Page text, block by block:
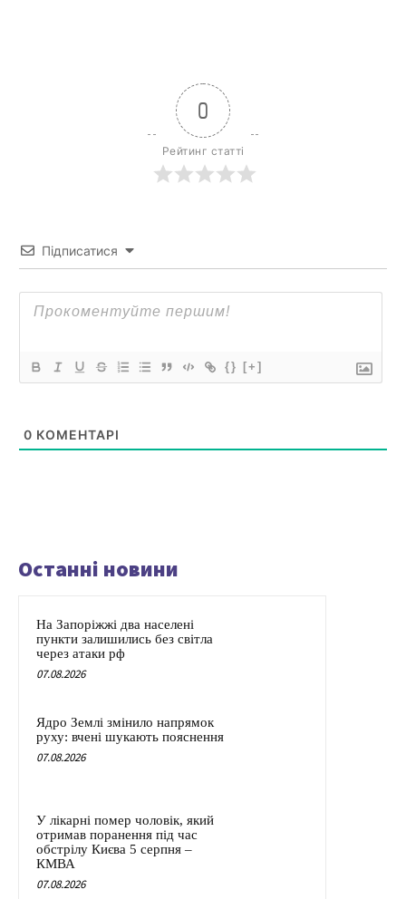
0
Рейтинг статті
Підписатися
{} [+]
0 КОМЕНТАРІ
Останні новини
На Запоріжжі два населені
пункти залишились без світла
через атаки рф
07.08.2026
Ядро Землі змінило напрямок
руху: вчені шукають пояснення
07.08.2026
У лікарні помер чоловік, який
отримав поранення під час
обстрілу Києва 5 серпня –
КМВА
07.08.2026